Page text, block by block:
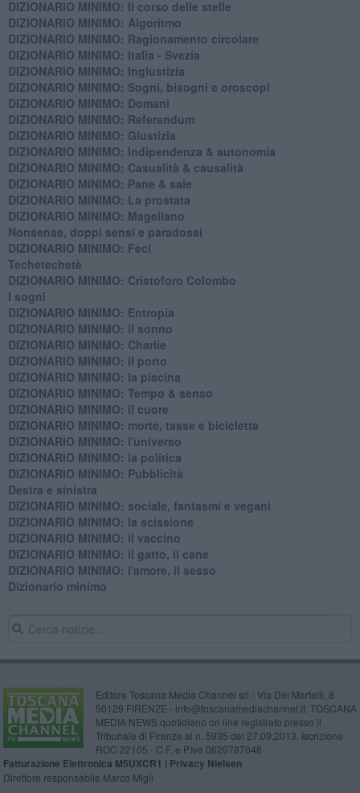
DIZIONARIO MINIMO: Il corso delle stelle
DIZIONARIO MINIMO: Algoritmo
DIZIONARIO MINIMO: Ragionamento circolare
DIZIONARIO MINIMO: Italia - Svezia
DIZIONARIO MINIMO: ​Ingiustizia
DIZIONARIO MINIMO: ​Sogni, bisogni e oroscopi
DIZIONARIO MINIMO: Domani
DIZIONARIO MINIMO: Referendum
DIZIONARIO MINIMO: Giustizia
DIZIONARIO MINIMO: ​Indipendenza & autonomia
DIZIONARIO MINIMO: ​Casualità & causalità
​DIZIONARIO MINIMO: Pane & sale
DIZIONARIO MINIMO: La prostata
​DIZIONARIO MINIMO: Magellano
Nonsense, doppi sensi e paradossi
DIZIONARIO MINIMO: Feci
Techetechetè
DIZIONARIO MINIMO: Cristoforo Colombo
I sogni
DIZIONARIO MINIMO: Entropia
DIZIONARIO MINIMO: il sonno
DIZIONARIO MINIMO: Charlie
DIZIONARIO MINIMO: il porto
DIZIONARIO MINIMO: la piscina
DIZIONARIO MINIMO: Tempo & senso
DIZIONARIO MINIMO: il cuore
DIZIONARIO MINIMO: morte, tasse e bicicletta
DIZIONARIO MINIMO: l'universo
DIZIONARIO MINIMO: la politica
DIZIONARIO MINIMO: Pubblicità
Destra e sinistra
DIZIONARIO MINIMO: sociale, fantasmi e vegani
DIZIONARIO MINIMO: la scissione
DIZIONARIO MINIMO: il vaccino
DIZIONARIO MINIMO: il gatto, il cane
DIZIONARIO MINIMO: l'amore, il sesso
Dizionario minimo
Editore Toscana Media Channel srl - Via Dei Martelli, 8 -
50129 FIRENZE - info@toscanamediachannel.it. TOSCANA
MEDIA NEWS quotidiano on line registrato presso il
Tribunale di Firenze al n. 5935 del 27.09.2013. Iscrizione
ROC 22105 - C.F. e P.Iva 0620787048
Fatturazione Elettronica M5UXCR1 | Privacy Nielsen
Direttore responsabile Marco Migli